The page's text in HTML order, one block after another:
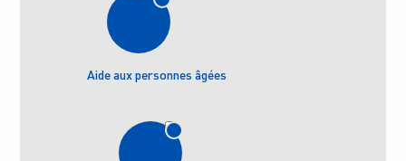
Aide aux personnes âgées